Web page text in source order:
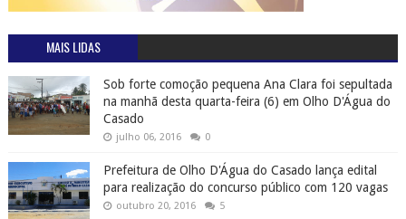
MAIS LIDAS
Sob forte comoção pequena Ana Clara foi sepultada
na manhã desta quarta-feira (6) em Olho D'Água do
Casado
julho 06, 2016 0
Prefeitura de Olho D'Água do Casado lança edital
para realização do concurso público com 120 vagas
outubro 20, 2016 5